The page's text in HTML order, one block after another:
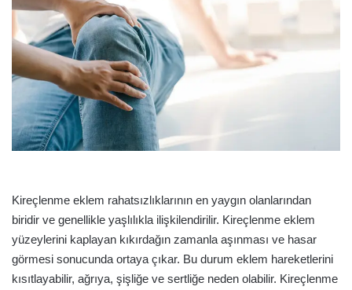
o
n
X
o
s
t
g
ö
n
r
m
Kireçlenme eklem rahatsızlıklarının en yaygın olanlarından
biridir ve genellikle yaşlılıkla ilişkilendirilir. Kireçlenme eklem
yüzeylerini kaplayan kıkırdağın zamanla aşınması ve hasar
görmesi sonucunda ortaya çıkar. Bu durum eklem hareketlerini
kısıtlayabilir, ağrıya, şişliğe ve sertliğe neden olabilir. Kireçlenme